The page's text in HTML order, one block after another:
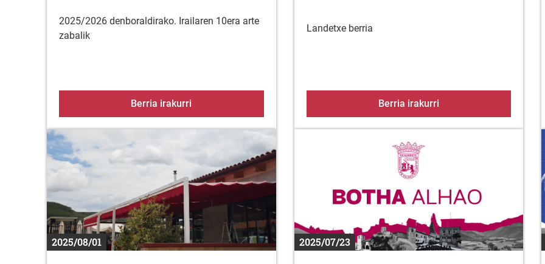
2025/2026 denboraldirako. Irailaren 10era arte
zabalik
Berria irakurri
Landetxe berria
Berria irakurriBerganzoko "La Casa
2025/08/01 2025/07/23